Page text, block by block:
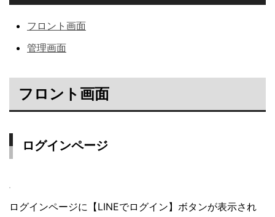
フロント画面
管理画面
フロント画面
ログインページ
ログインページに【LINEでログイン】ボタンが表示され